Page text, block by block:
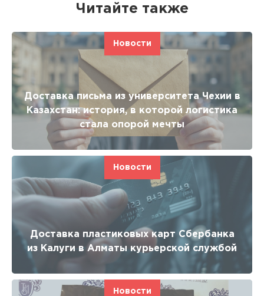
Читайте также
Новости
Доставка письма из университета Чехии в
Казахстан: история, в которой логистика
стала опорой мечты
Новости
Доставка пластиковых карт Сбербанка
из Калуги в Алматы курьерской службой
Новости